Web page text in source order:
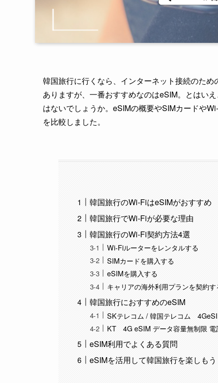
韓国旅行に行くなら、インターネット接続のた
ありますが、一番おすすめなのはeSIM。とはい
はないでしょうか。eSIMの概要やSIMカードや
を比較しました。
韓国旅行のWi-FiはeSIMがおすすめ
韓国旅行でWi-Fiが必要な理由
韓国旅行のWi-Fi契約方法4選
Wi-Fiルーターをレンタルする
SIMカードを購入する
eSIMを購入する
キャリアの海外利用プランを契約
韓国旅行におすすめのeSIM
SKテレコム / 韓国テレコム
KT 4G eSIM データ容量無制限 電
eSIM利用でよくある質問
eSIMを活用して韓国旅行を楽しも